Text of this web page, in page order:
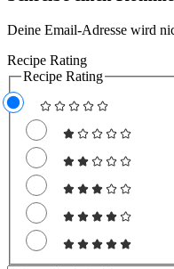
Deine Email-Adresse wird
Recipe Rating
Recipe Rating